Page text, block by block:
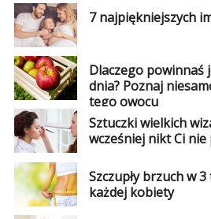
7 najpiękniejszych
Dlaczego powinnaś
dnia? Poznaj
tego owocu
Sztuczki wielkich
wcześniej nikt Ci nie
Szczupły brzuch w
każdej kobiety